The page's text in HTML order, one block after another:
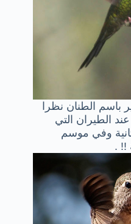
باسم الطنان نظرا
الطيران التي
في الثانية وفي موسم